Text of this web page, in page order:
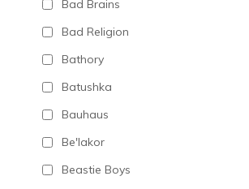
Bad Brains
Bad Religion
Bathory
Batushka
Bauhaus
Be'lakor
Beastie Boys